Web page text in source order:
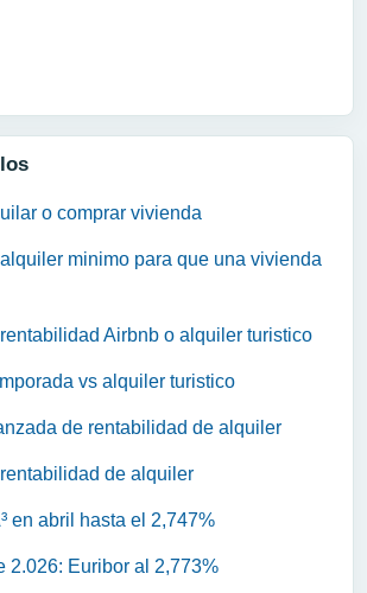
o comprar vivienda
minimo para que una vivienda
Airbnb o alquiler turistico
vs alquiler turistico
de rentabilidad de alquiler
de alquiler
en abril hasta el 2,747%
2.026: Euribor al 2,773%